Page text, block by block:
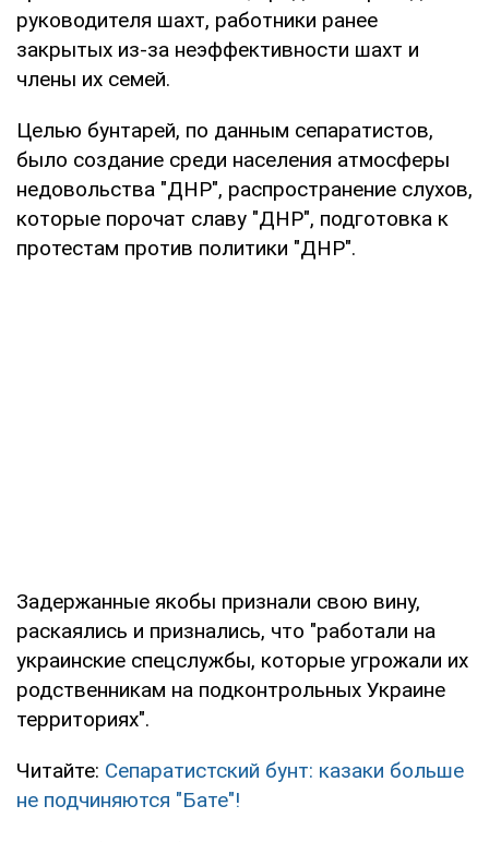
руководителя шахт, работники ранее
закрытых из-за неэффективности шахт и
члены их семей.
Целью бунтарей, по данным сепаратистов,
было создание среди населения атмосферы
недовольства "ДНР", распространение слухов,
которые порочат славу "ДНР", подготовка к
протестам против политики "ДНР".
Задержанные якобы признали свою вину,
раскаялись и признались, что "работали на
украинские спецслужбы, которые угрожали их
родственникам на подконтрольных Украине
территориях".
Читайте: Сепаратистский бунт: казаки больше
не подчиняются "Бате"!